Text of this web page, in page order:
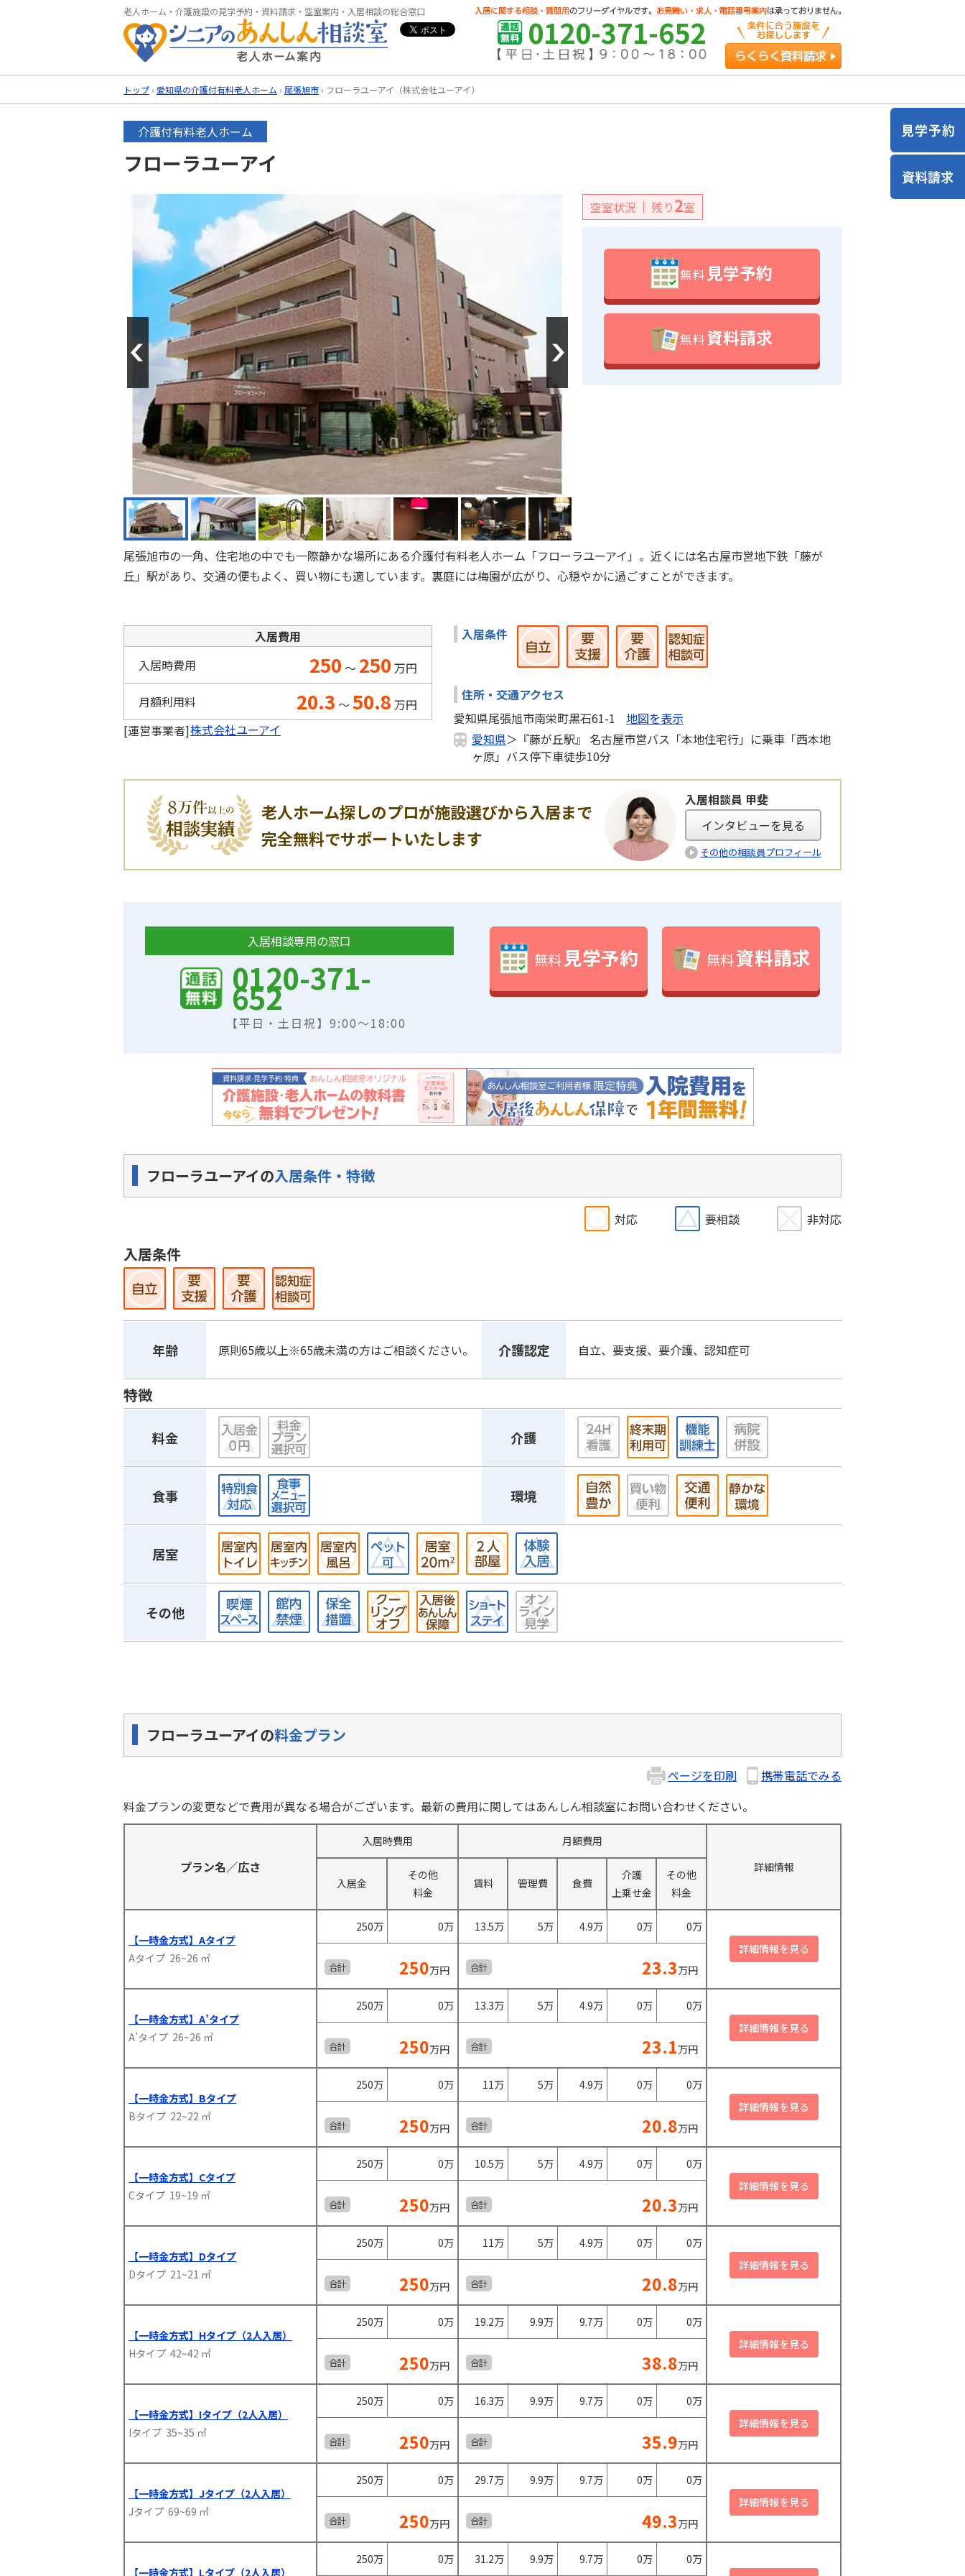
老人ホーム・介護施設の見学予約・資料請求・空室案内・入居相談の総合窓口
0120-371-652
トップ › 愛知県の介護付有料老人ホーム › 尾張旭市 › フローラユーアイ（株式会社ユーアイ）
介護付有料老人ホーム
フローラユーアイ
Previous
空室状況 残り2室
無料見学予約
無料資料請求
尾張旭市の一角、住宅地の中でも一際静かな場所にある介護付有料老人ホーム「フローラユーアイ」。近くには名古屋市営地下鉄「藤が
丘」駅があり、交通の便もよく、買い物にも適しています。裏庭には梅園が広がり、心穏やかに過ごすことができます。
入居費用
入居時費用
250 ～ 250 万円
月額利用料
20.3 ～ 50.8 万円
[運営事業者]株式会社ユーアイ
入居条件
住所・交通アクセス
愛知県尾張旭市南栄町黒石61-1
地図を表示
愛知県＞『藤が丘駅』 名古屋市営バス「本地住宅行」に乗車「西本地
ヶ原」バス停下車徒歩10分
老人ホーム探しのプロが施設選びから入居まで
完全無料でサポートいたします
入居相談員 甲斐
インタビューを見る
その他の相談員プロフィール
入居相談専用の窓口
0120-371-
652
【平日・土日祝】9:00～18:00
無料 見学予約 無料資料請求
フローラユーアイの入居条件・特徴
対応 要相談 非対応
入居条件
年齢 原則65歳以上※65歳未満の方はご相談ください。 介護認定 自立、要支援、要介護、認知症可
特徴
料金 介護
食事 環境
居室
その他
フローラユーアイの料金プラン
ページを印刷
携帯電話でみる
料金プランの変更などで費用が異なる場合がございます。最新の費用に関してはあんしん相談室にお問い合わせください。
プラン名／広さ
入居時費用
月額費用
詳細情報
入居金
その他
料金
賃料 管理費 食費
介護
上乗せ金
その他
料金
【一時金方式】Aタイプ
Aタイプ 26~26 ㎡
250万 0万 13.5万 5万 4.9万 0万 0万
合計 250万円 合計 23.3万円
【一時金方式】A’タイプ
A’タイプ 26~26 ㎡
250万 0万 13.3万 5万 4.9万 0万 0万
合計 250万円 合計 23.1万円
【一時金方式】Bタイプ
Bタイプ 22~22 ㎡
250万 0万 11万 5万 4.9万 0万 0万
合計 250万円 合計 20.8万円
【一時金方式】Cタイプ
Cタイプ 19~19 ㎡
250万 0万 10.5万 5万 4.9万 0万 0万
合計 250万円 合計 20.3万円
【一時金方式】Dタイプ
Dタイプ 21~21 ㎡
250万 0万 11万 5万 4.9万 0万 0万
合計 250万円 合計 20.8万円
【一時金方式】Hタイプ（2人入居）
Hタイプ 42~42 ㎡
250万 0万 19.2万 9.9万 9.7万 0万 0万
合計 250万円 合計 38.8万円
【一時金方式】Iタイプ（2人入居）
Iタイプ 35~35 ㎡
250万 0万 16.3万 9.9万 9.7万 0万 0万
合計 250万円 合計 35.9万円
【一時金方式】Jタイプ（2人入居）
Jタイプ 69~69 ㎡
250万 0万 29.7万 9.9万 9.7万 0万 0万
合計 250万円 合計 49.3万円
【一時金方式】Lタイプ（2人入居）
250万 0万 31.2万 9.9万 9.7万 0万 0万